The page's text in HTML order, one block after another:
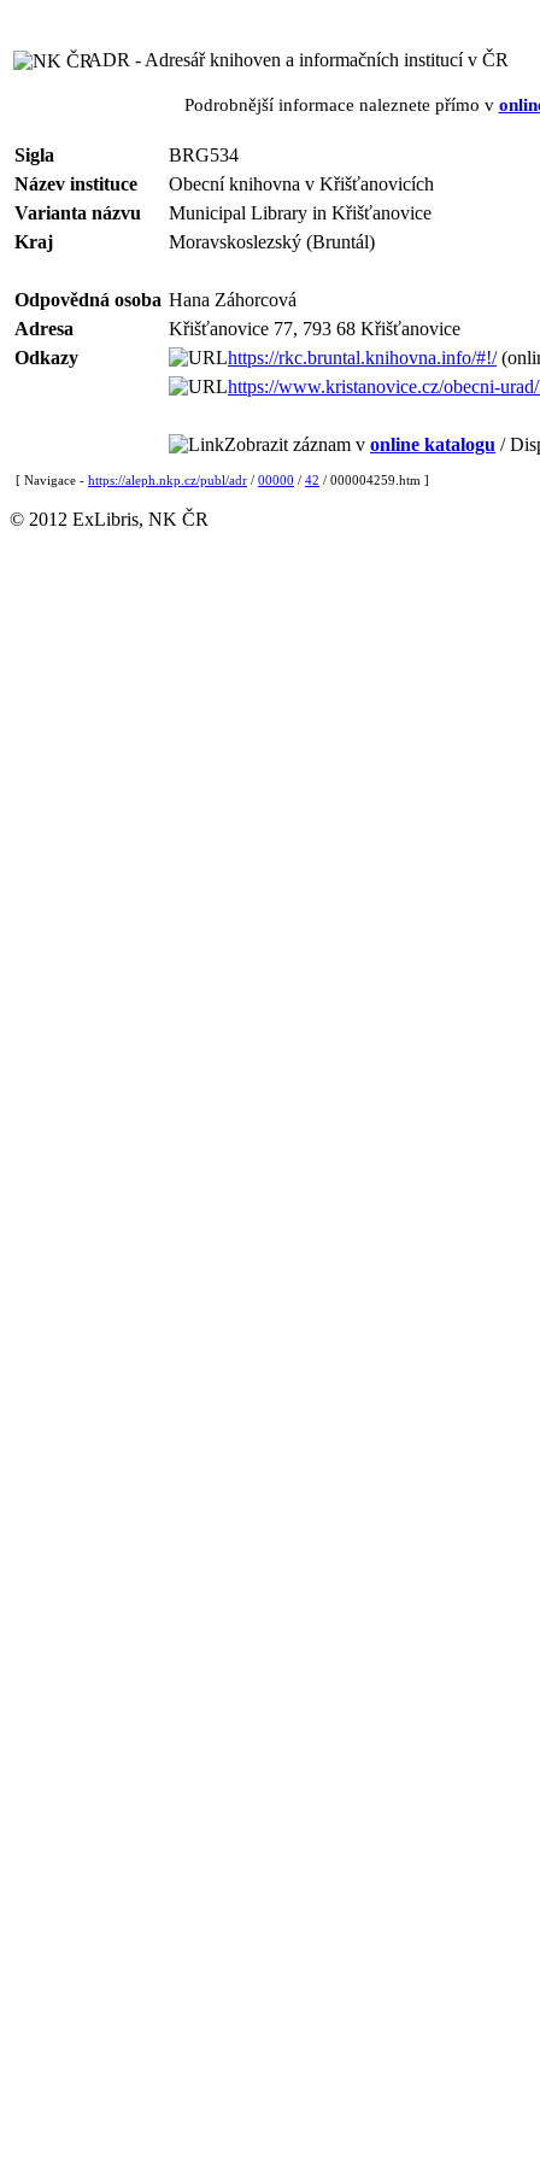
ADR - Adresář knihoven a informačních institucí v ČR
Podrobnější informace naleznete přímo v
Sigla
BRG534
Název instituce
Obecní knihovna v Křišťanovicích
Varianta názvu
Municipal Library in Křišťanovice
Kraj
Moravskoslezský (Bruntál)
Odpovědná osoba Hana Záhorcová
Adresa
Křišťanovice 77, 793 68 Křišťanovice
Odkazy
https://rkc.bruntal.knihovna.info/#!/
https://www.kristanovice.cz/obecni-
Zobrazit záznam v online katalogu /
[ Navigace - https://aleph.nkp.cz/publ/adr / 00000 / 42 / 000004259.htm ]
© 2012 ExLibris, NK ČR